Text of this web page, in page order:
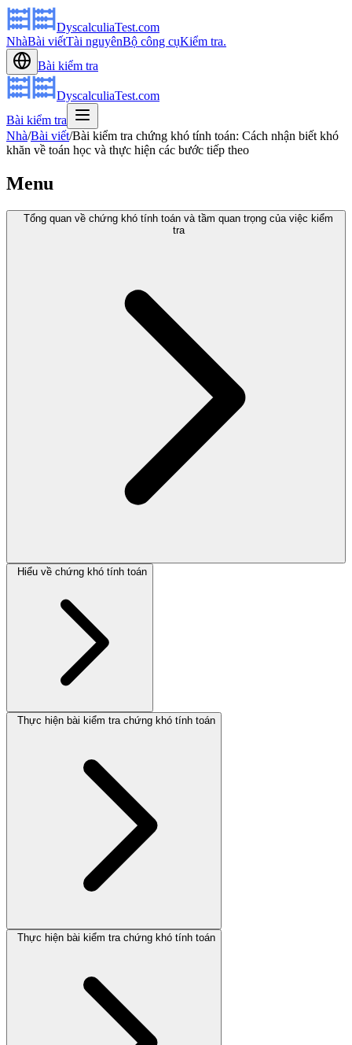
DyscalculiaTest.com
NhàBài viếtTài nguyênBộ công cụKiểm tra.
Bài kiểm tra
DyscalculiaTest.com
Bài kiểm tra
Nhà/Bài viết/Bài kiểm tra chứng khó tính toán: Cách nhận biết khó
khăn về toán học và thực hiện các bước tiếp theo
Menu
Tổng quan về chứng khó tính toán và tầm quan trọng của việc kiểm
tra
Hiểu về chứng khó tính toán
Thực hiện bài kiểm tra chứng khó tính toán
Thực hiện bài kiểm tra chứng khó tính toán